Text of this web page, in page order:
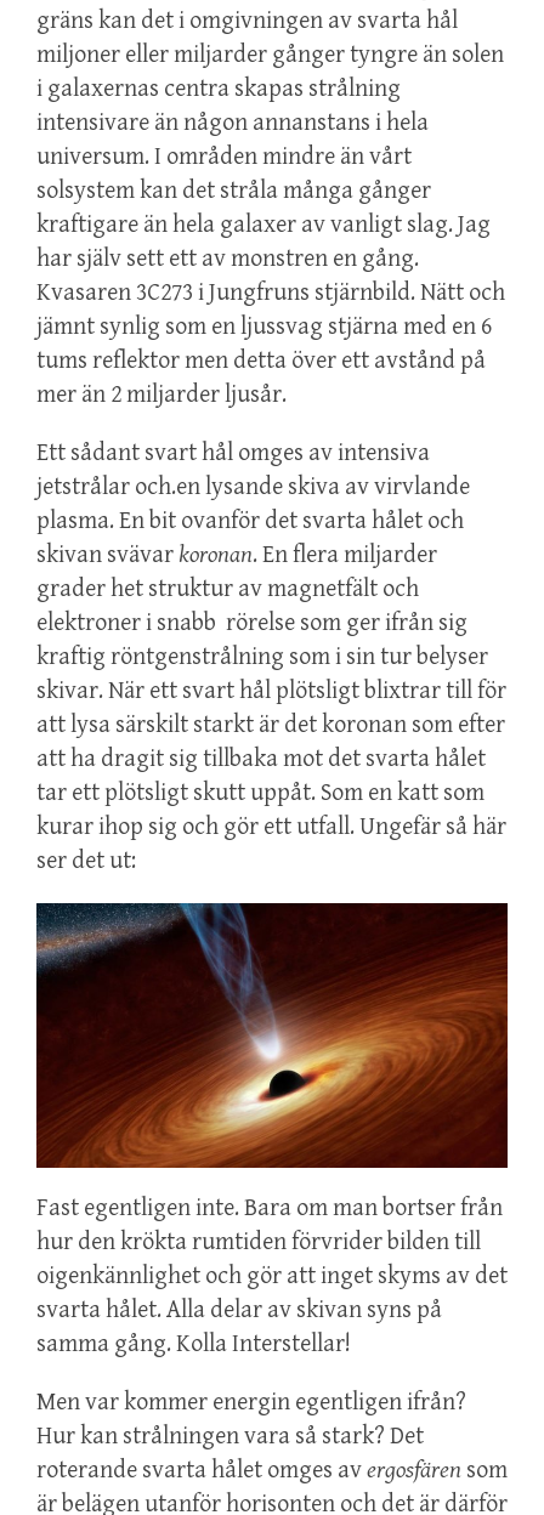
gräns kan det i omgivningen av svarta hål
miljoner eller miljarder gånger tyngre än solen
i galaxernas centra skapas strålning
intensivare än någon annanstans i hela
universum. I områden mindre än vårt
solsystem kan det stråla många gånger
kraftigare än hela galaxer av vanligt slag. Jag
har själv sett ett av monstren en gång.
Kvasaren 3C273 i Jungfruns stjärnbild. Nätt och
jämnt synlig som en ljussvag stjärna med en 6
tums reflektor men detta över ett avstånd på
mer än 2 miljarder ljusår.
Ett sådant svart hål omges av intensiva
jetstrålar och.en lysande skiva av virvlande
plasma. En bit ovanför det svarta hålet och
skivan svävar koronan. En flera miljarder
grader het struktur av magnetfält och
elektroner i snabb rörelse som ger ifrån sig
kraftig röntgenstrålning som i sin tur belyser
skivar. När ett svart hål plötsligt blixtrar till för
att lysa särskilt starkt är det koronan som efter
att ha dragit sig tillbaka mot det svarta hålet
tar ett plötsligt skutt uppåt. Som en katt som
kurar ihop sig och gör ett utfall. Ungefär så här
ser det ut:
Fast egentligen inte. Bara om man bortser från
hur den krökta rumtiden förvrider bilden till
oigenkännlighet och gör att inget skyms av det
svarta hålet. Alla delar av skivan syns på
samma gång. Kolla Interstellar!
Men var kommer energin egentligen ifrån?
Hur kan strålningen vara så stark? Det
roterande svarta hålet omges avergosfären som
är belägen utanför horisonten och det är därför